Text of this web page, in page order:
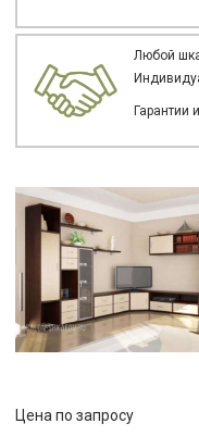
Любой
Гарантии
Цена по запросу